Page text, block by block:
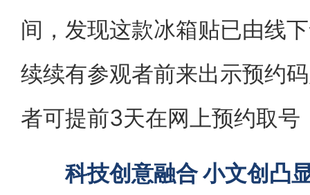
间，发现这款冰箱贴已由线
续续有参观者前来出示预约
者可提前3天在网上预约取
科技创意融合 小文创凸